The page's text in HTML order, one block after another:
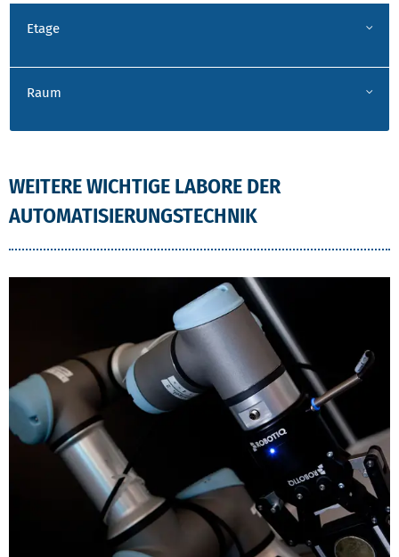
Etage
Raum
WEITERE WICHTIGE LABORE DER
AUTOMATISIERUNGSTECHNIK